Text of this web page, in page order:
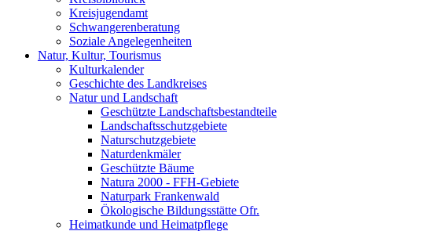
Kreisjugendamt
Schwangerenberatung
Soziale Angelegenheiten
Natur, Kultur, Tourismus
Kulturkalender
Geschichte des Landkreises
Natur und Landschaft
Geschützte Landschaftsbestandteile
Landschaftsschutzgebiete
Naturschutzgebiete
Naturdenkmäler
Geschützte Bäume
Natura 2000 - FFH-Gebiete
Naturpark Frankenwald
Ökologische Bildungsstätte Ofr.
Heimatkunde und Heimatpflege